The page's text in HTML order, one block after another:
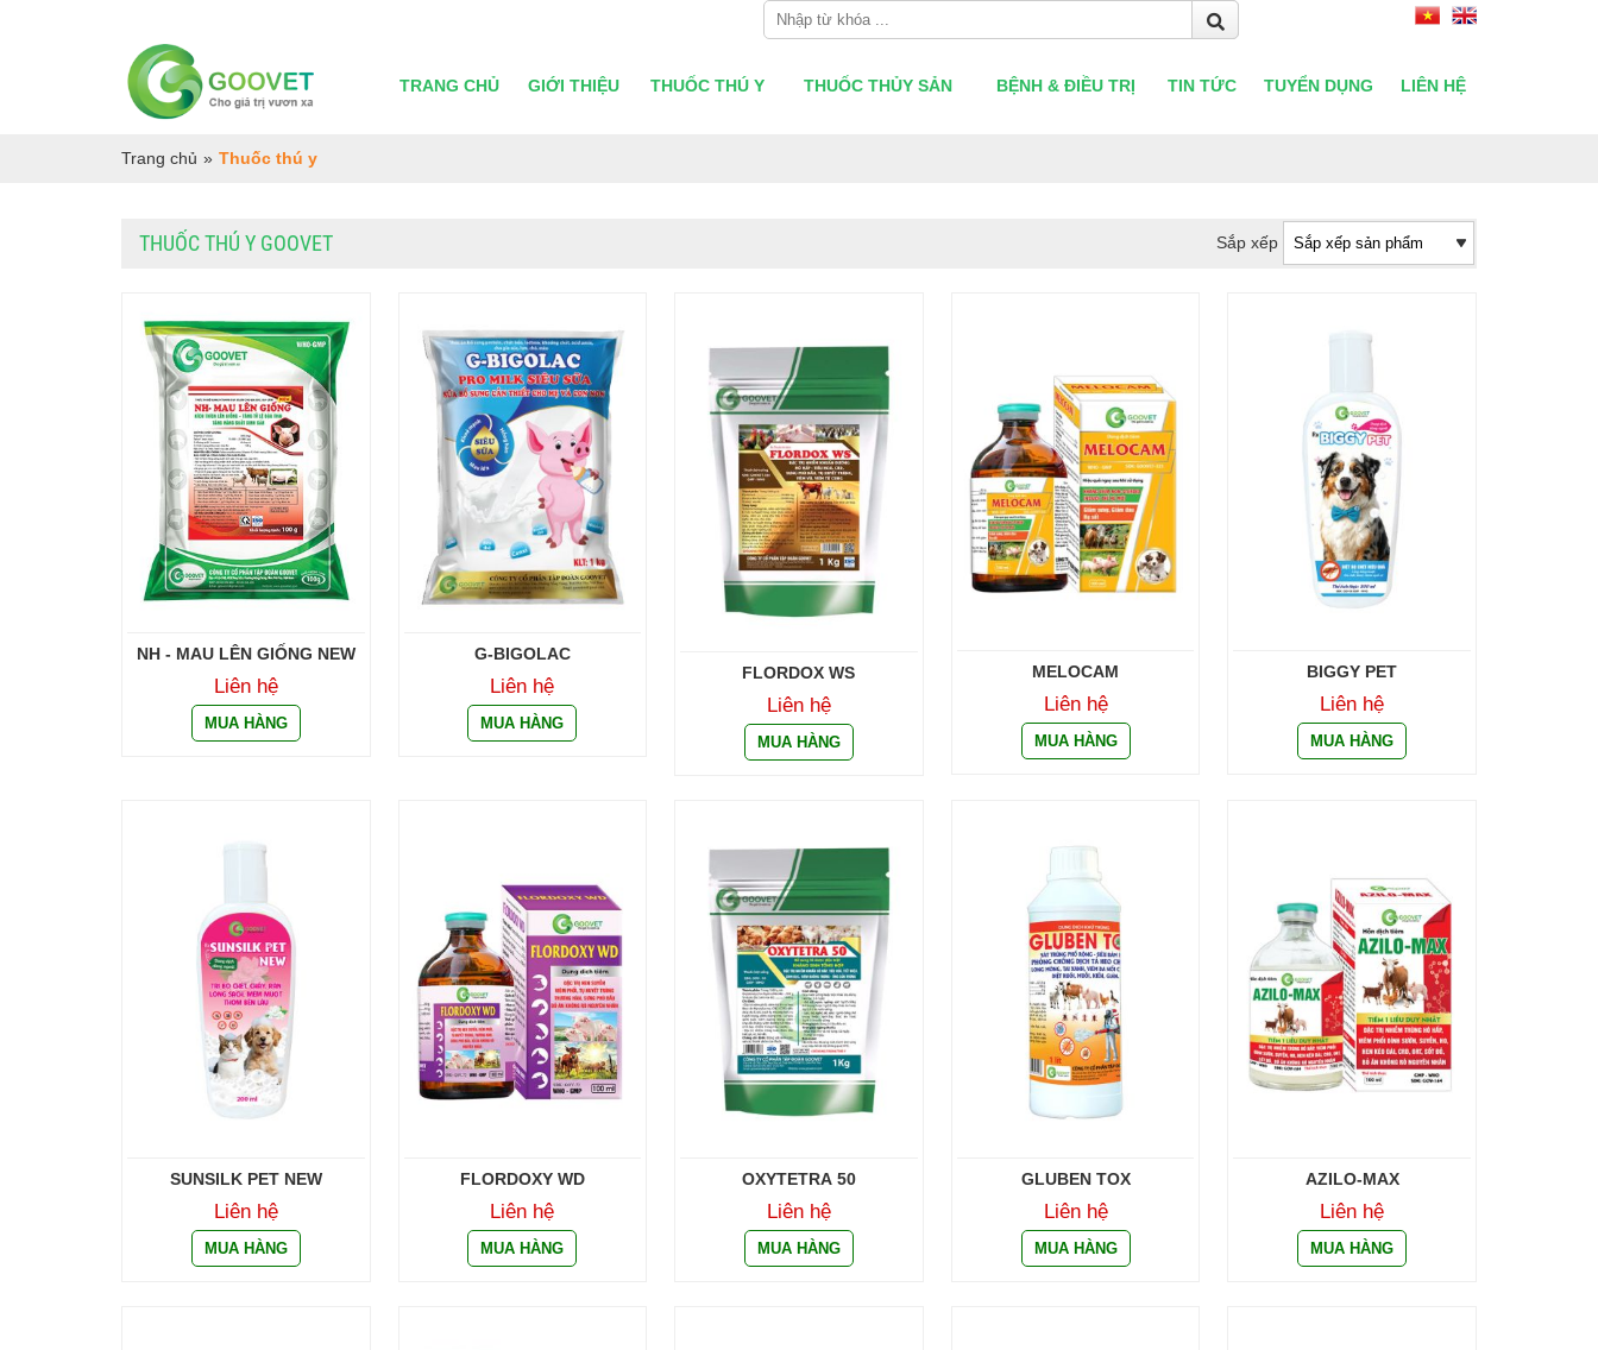
TRANG CHỦ GIỚI THIỆU THUỐC THÚ Y THUỐC THỦY SẢN BỆNH & ĐIỀU TRỊ TIN TỨC TUYỂN DỤNG LIÊN HỆ
Trang chủ » Thuốc thú y
THUỐC THÚ Y GOOVET Sắp xếp
NH - MAU LÊN GIỐNG NEW
Liên hệ
G-BIGOLAC
Liên hệ
FLORDOX WS
Liên hệ
MELOCAM
Liên hệ
BIGGY PET
Liên hệ
SUNSILK PET NEW
Liên hệ
FLORDOXY WD
Liên hệ
OXYTETRA 50
Liên hệ
GLUBEN TOX
Liên hệ
AZILO-MAX
Liên hệ